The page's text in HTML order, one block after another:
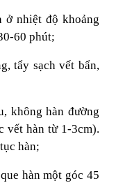
ở nhiệt độ khoảng
60 phút;
tẩy sạch vết bẩn,
không hàn đường
vết hàn từ 1-3cm).
hàn;
hàn một góc 45